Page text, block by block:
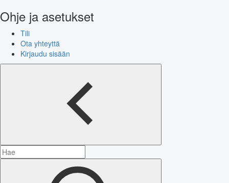
Ohje ja asetukset
Tili
Ota yhteyttä
Kirjaudu sisään